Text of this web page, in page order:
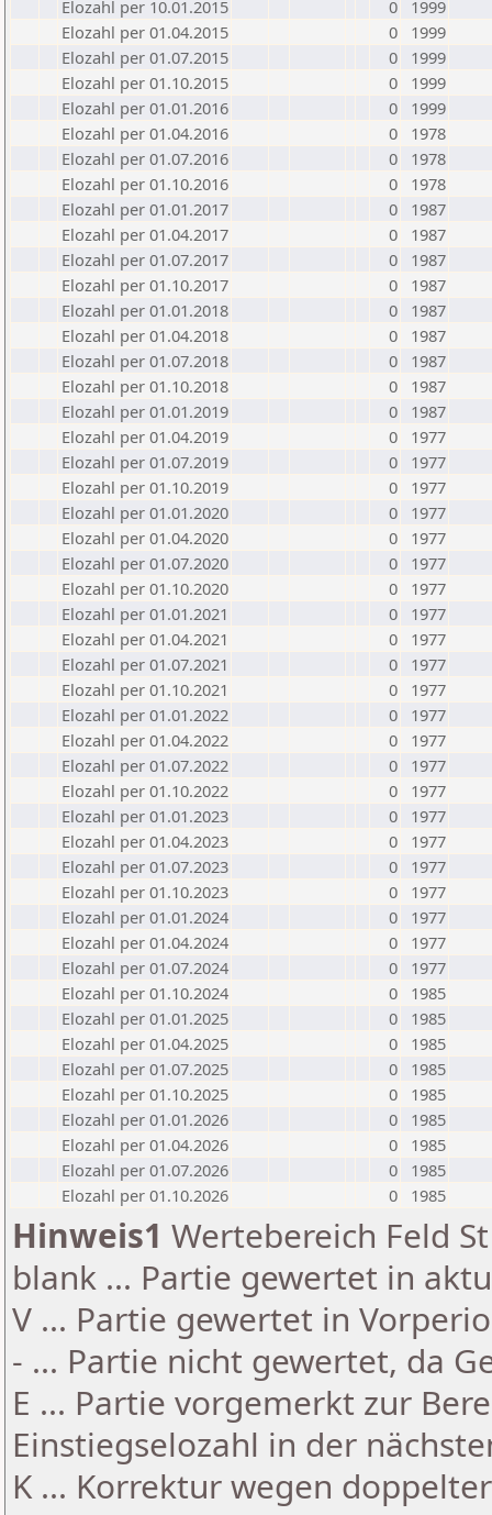
Elozahl per 10.01.2015
0
1999
Elozahl per 01.04.2015
0
1999
Elozahl per 01.07.2015
0
1999
Elozahl per 01.10.2015
0
1999
Elozahl per 01.01.2016
0
1999
Elozahl per 01.04.2016
0
1978
Elozahl per 01.07.2016
0
1978
Elozahl per 01.10.2016
0
1978
Elozahl per 01.01.2017
0
1987
Elozahl per 01.04.2017
0
1987
Elozahl per 01.07.2017
0
1987
Elozahl per 01.10.2017
0
1987
Elozahl per 01.01.2018
0
1987
Elozahl per 01.04.2018
0
1987
Elozahl per 01.07.2018
0
1987
Elozahl per 01.10.2018
0
1987
Elozahl per 01.01.2019
0
1987
Elozahl per 01.04.2019
0
1977
Elozahl per 01.07.2019
0
1977
Elozahl per 01.10.2019
0
1977
Elozahl per 01.01.2020
0
1977
Elozahl per 01.04.2020
0
1977
Elozahl per 01.07.2020
0
1977
Elozahl per 01.10.2020
0
1977
Elozahl per 01.01.2021
0
1977
Elozahl per 01.04.2021
0
1977
Elozahl per 01.07.2021
0
1977
Elozahl per 01.10.2021
0
1977
Elozahl per 01.01.2022
0
1977
Elozahl per 01.04.2022
0
1977
Elozahl per 01.07.2022
0
1977
Elozahl per 01.10.2022
0
1977
Elozahl per 01.01.2023
0
1977
Elozahl per 01.04.2023
0
1977
Elozahl per 01.07.2023
0
1977
Elozahl per 01.10.2023
0
1977
Elozahl per 01.01.2024
0
1977
Elozahl per 01.04.2024
0
1977
Elozahl per 01.07.2024
0
1977
Elozahl per 01.10.2024
0
1985
Elozahl per 01.01.2025
0
1985
Elozahl per 01.04.2025
0
1985
Elozahl per 01.07.2025
0
1985
Elozahl per 01.10.2025
0
1985
Elozahl per 01.01.2026
0
1985
Elozahl per 01.04.2026
0
1985
Elozahl per 01.07.2026
0
1985
Elozahl per 01.10.2026
0 1985
Hinweis1 Wertebereich Feld
blank ... Partie gewertet in
V ... Partie gewertet in
- ... Partie nicht gewertet, da
E ... Partie vorgemerkt zur
Einstiegselozahl in der
K ... Korrektur wegen